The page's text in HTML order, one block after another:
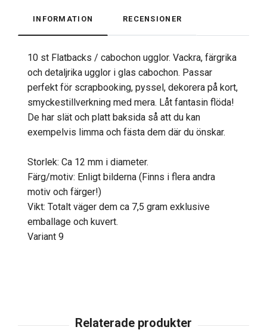
INFORMATION RECENSIONER
10 st Flatbacks / cabochon ugglor. Vackra, färgrika
och detaljrika ugglor i glas cabochon. Passar
perfekt för scrapbooking, pyssel, dekorera på kort,
smyckestillverkning med mera. Låt fantasin flöda!
De har slät och platt baksida så att du kan
exempelvis limma och fästa dem där du önskar.
Storlek: Ca 12 mm i diameter.
Färg/motiv: Enligt bilderna (Finns i flera andra
motiv och färger!)
Vikt: Totalt väger dem ca 7,5 gram exklusive
emballage och kuvert.
Variant 9